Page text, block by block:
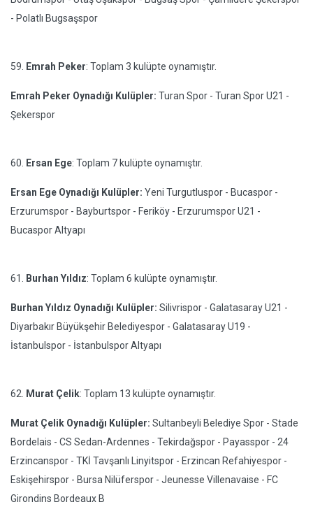
- Polatlı Bugsaşspor
59. Emrah Peker: Toplam 3 kulüpte oynamıştır.
Emrah Peker Oynadığı Kulüpler: Turan Spor - Turan Spor U21 -
Şekerspor
60. Ersan Ege: Toplam 7 kulüpte oynamıştır.
Ersan Ege Oynadığı Kulüpler: Yeni Turgutluspor - Bucaspor -
Erzurumspor - Bayburtspor - Feriköy - Erzurumspor U21 -
Bucaspor Altyapı
61. Burhan Yıldız: Toplam 6 kulüpte oynamıştır.
Burhan Yıldız Oynadığı Kulüpler: Silivrispor - Galatasaray U21 -
Diyarbakır Büyükşehir Belediyespor - Galatasaray U19 -
İstanbulspor - İstanbulspor Altyapı
62. Murat Çelik: Toplam 13 kulüpte oynamıştır.
Murat Çelik Oynadığı Kulüpler: Sultanbeyli Belediye Spor - Stade
Bordelais - CS Sedan-Ardennes - Tekirdağspor - Payasspor - 24
Erzincanspor - TKİ Tavşanlı Linyitspor - Erzincan Refahiyespor -
Eskişehirspor - Bursa Nilüferspor - Jeunesse Villenavaise - FC
Girondins Bordeaux B